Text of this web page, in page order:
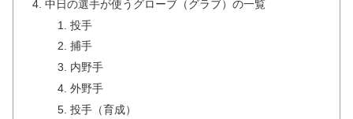
中日の選手が使うグローブ（グラブ）の一覧
投手
捕手
内野手
外野手
投手（育成）